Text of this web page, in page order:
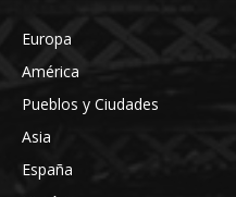
Europa
América
Pueblos y Ciudades
Asia
España